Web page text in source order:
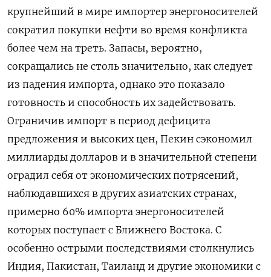
крупнейший в мире импортер энергоносителей
сократил покупки нефти во время конфликта
более ​чем на треть. Запасы, вероятно,
сокращались не столь значительно, как следует
из падения импорта, однако это ​показало
готовность ⁠и способность их задействовать.
Ограничив импорт в период дефицита
предложения и высоких цен, Пекин сэкономил
миллиарды долларов и в значительной степени
оградил себя от экономических потрясений,
наблюдавшихся в других азиатских странах,
примерно ‌60% импорта энергоносителей
которых поступает с Ближнего Востока. С
особенно острыми последствиями столкнулись
Индия, Пакистан, Таиланд и ‌другие экономики с